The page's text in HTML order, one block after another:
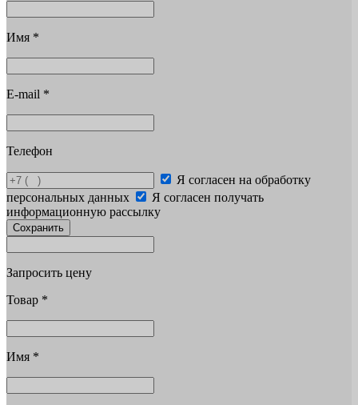
Имя *
E-mail *
Телефон
Я согласен на обработку
персональных данных
Я согласен получать
информационную рассылку
Сохранить
Запросить цену
Товар *
Имя *